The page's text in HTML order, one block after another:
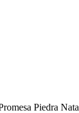
Piedra